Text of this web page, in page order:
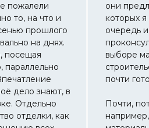
пожалели
то, на что и
прошлого
на днях.
посещая
параллельно
дело знают, в
Отдельно
отделки, как
они
которых
очередь
выборе
почти
Почти,